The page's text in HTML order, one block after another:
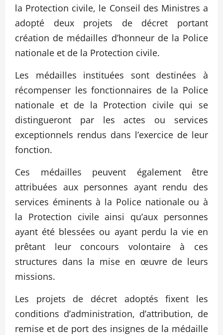
la Protection civile, le Conseil des Ministres a
adopté deux projets de décret portant
création de médailles d’honneur de la Police
nationale et de la Protection civile.
Les médailles instituées sont destinées à
récompenser les fonctionnaires de la Police
nationale et de la Protection civile qui se
distingueront par les actes ou services
exceptionnels rendus dans l’exercice de leur
fonction.
Ces médailles peuvent également être
attribuées aux personnes ayant rendu des
services éminents à la Police nationale ou à
la Protection civile ainsi qu’aux personnes
ayant été blessées ou ayant perdu la vie en
prêtant leur concours volontaire à ces
structures dans la mise en œuvre de leurs
missions.
Les projets de décret adoptés fixent les
conditions d’administration, d’attribution, de
remise et de port des insignes de la médaille